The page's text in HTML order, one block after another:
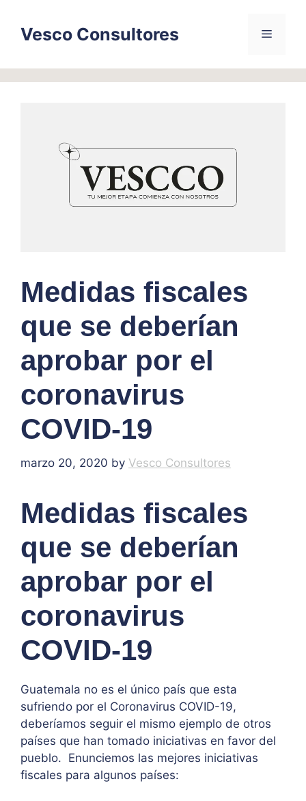
contentVesco Consultores Menu
Medidas fiscales
que se deberían
aprobar por el
coronavirus
COVID-19
marzo 20, 2020 by Vesco Consultores
Medidas fiscales
que se deberían
aprobar por el
coronavirus
COVID-19
Guatemala no es el único país que esta
sufriendo por el Coronavirus COVID-19,
deberíamos seguir el mismo ejemplo de otros
países que han tomado iniciativas en favor del
pueblo. Enunciemos las mejores iniciativas
fiscales para algunos países: